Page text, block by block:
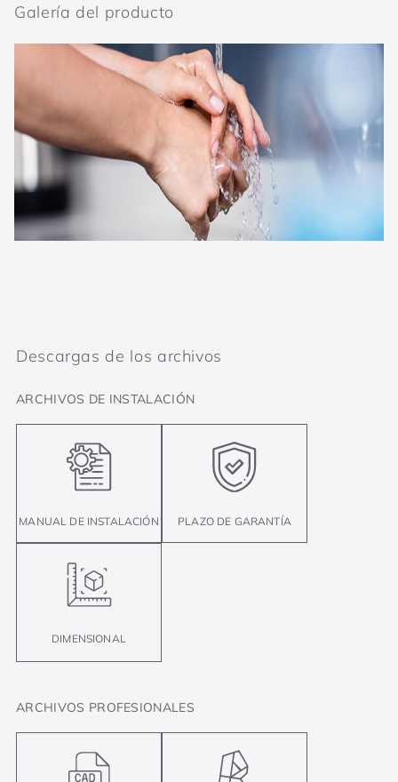
Galería del producto
Descargas de los archivos
ARCHIVOS DE INSTALACIÓN
MANUAL DE INSTALACIÓN PLAZO DE GARANTÍA
DIMENSIONAL
ARCHIVOS PROFESIONALES